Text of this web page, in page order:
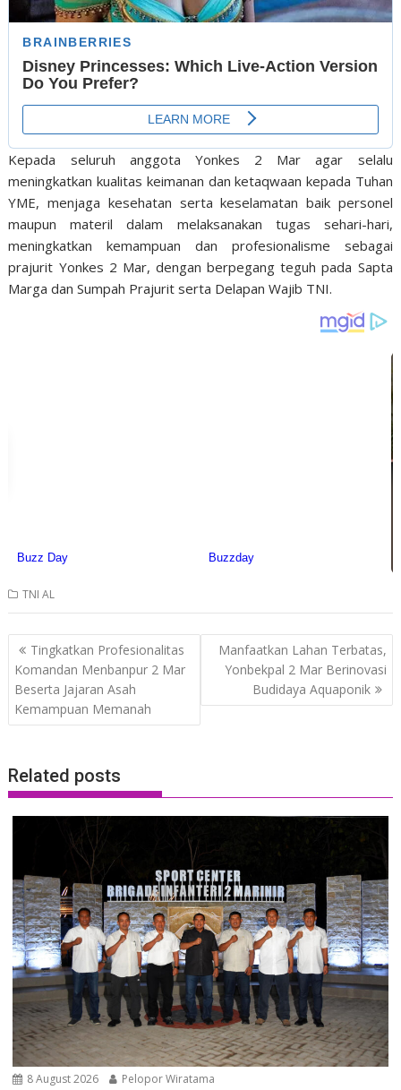
Kepada seluruh anggota Yonkes 2 Mar agar selalu
meningkatkan kualitas keimanan dan ketaqwaan kepada Tuhan
YME, menjaga kesehatan serta keselamatan baik personel
maupun materil dalam melaksanakan tugas sehari-hari,
meningkatkan kemampuan dan profesionalisme sebagai
prajurit Yonkes 2 Mar, dengan berpegang teguh pada Sapta
Marga dan Sumpah Prajurit serta Delapan Wajib TNI.
TNI AL
Post
navigation
Tingkatkan Profesionalitas
Komandan Menbanpur 2 Mar
Beserta Jajaran Asah
Kemampuan Memanah
Manfaatkan Lahan Terbatas,
Yonbekpal 2 Mar Berinovasi
Budidaya Aquaponik
Related posts
8 August 2026 Pelopor Wiratama